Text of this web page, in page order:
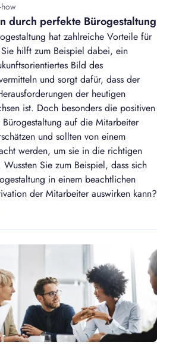
durch perfekte Bürogestaltung
hat zahlreiche Vorteile für
hilft zum Beispiel dabei, ein
Bild des
und sorgt dafür, dass der
der heutigen
ist. Doch besonders die positiven
auf die Mitarbeiter
und sollten von einem
werden, um sie in die richtigen
Wussten Sie zum Beispiel, dass sich
in einem beachtlichen
der Mitarbeiter auswirken kann?